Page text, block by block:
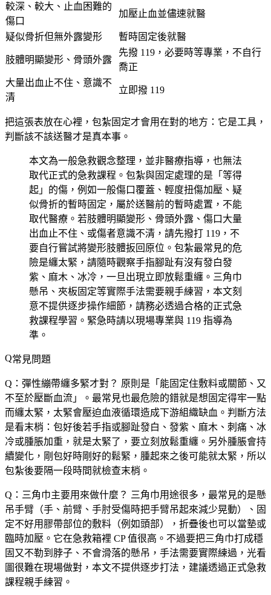
較深、較大、止血困難的
傷口
加壓止血並儘速就醫
疑似骨折但無外露變形 暫時固定後就醫
肢體明顯變形、骨頭外露
先撥 119，必要時等專業，不自行
喬正
大量出血止不住、意識不
清
立即撥 119
把這張表放在心裡，包紮固定才會用在對的地方：它是工具，
判斷該不該送醫才是真本事。
本文為一般急救觀念整理，並非醫療指導，也無法
取代正式的急救課程。包紮與固定處理的是「等得
起」的傷，例如一般傷口覆蓋、輕度扭傷加壓、疑
似骨折的暫時固定，屬於送醫前的暫時處置，不能
取代醫療。若肢體明顯變形、骨頭外露、傷口大量
出血止不住、或傷者意識不清，請先撥打 119，不
要自行嘗試將變形肢體扳回原位。包紮最常見的危
險是纏太緊，請隨時觀察手指腳趾有沒有發白發
紫、麻木、冰冷，一旦出現立即放鬆重纏。三角巾
懸吊、夾板固定等實際手法需要親手練習，本文刻
意不提供逐步操作細節，請務必透過合格的正式急
救課程學習。緊急時請以現場專業與 119 指導為
準。
常見問題
Q：彈性繃帶纏多緊才對？ 原則是「能固定住敷料或關節、又
不至於壓斷血流」。最常見也最危險的錯就是想固定得牢一點
而纏太緊，太緊會壓迫血液循環造成下游組織缺血。判斷方法
是看末梢：包好後若手指或腳趾發白、發紫、麻木、刺痛、冰
冷或腫脹加重，就是太緊了，要立刻放鬆重纏。另外腫脹會持
續變化，剛包好時剛好的鬆緊，腫起來之後可能就太緊，所以
包紮後要隔一段時間就檢查末梢。
Q：三角巾主要用來做什麼？ 三角巾用途很多，最常見的是懸
吊手臂（手、前臂、手肘受傷時把手臂吊起來減少晃動）、固
定不好用膠帶部位的敷料（例如頭部），折疊後也可以當墊或
臨時加壓。它在急救箱裡 CP 值很高。不過要把三角巾打成穩
固又不勒到脖子、不會滑落的懸吊，手法需要實際練過，光看
圖很難在現場做對，本文不提供逐步打法，建議透過正式急救
課程親手練習。